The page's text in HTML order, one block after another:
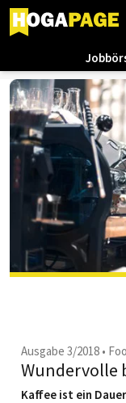
Ausgabe 3/2018 •
Wundervolle
Kaffee ist ein